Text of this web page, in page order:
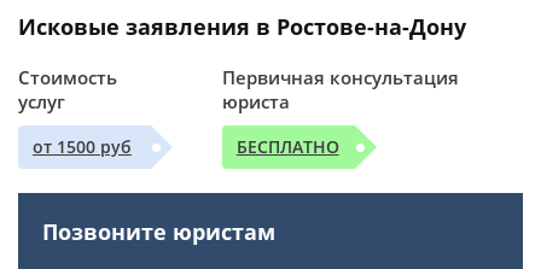
Исковые заявления в Ростове-на-Дону
Стоимость
услуг
от 1500 руб
Первичная консультация
юриста
БЕСПЛАТНО
Позвоните юристам